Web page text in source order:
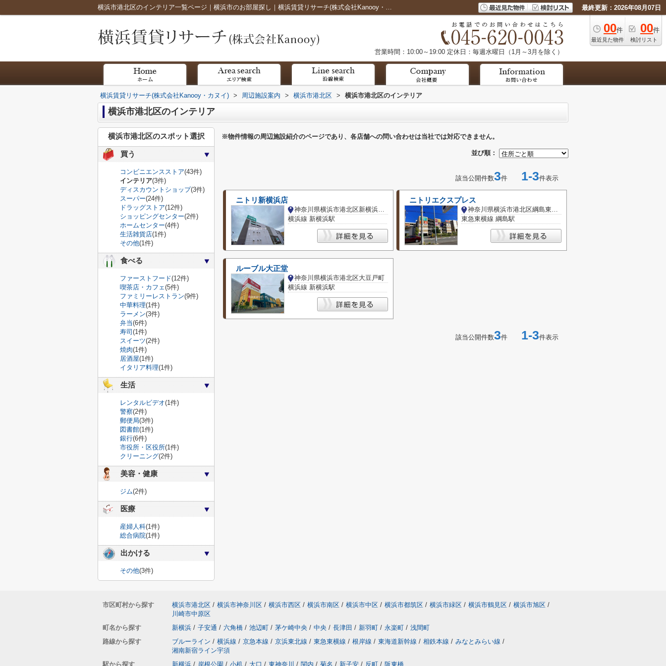
横浜市港北区のインテリア一覧ページ｜横浜市のお部屋探し｜横浜賃貸リサーチ(株式会社Kanooy・カヌイ) 最終更新：2026年08月07日
00件
最近見た物件
00件
検討リスト
営業時間：10:00～19:00 定休日：毎週水曜日（1月～3月を除く）
横浜賃貸リサーチ(株式会社Kanooy・カヌイ) > 周辺施設案内 > 横浜市港北区 > 横浜市港北区のインテリア
横浜市港北区のインテリア
※物件情報の周辺施設紹介のページであり、各店舗への問い合わせは当社では対応できません。
並び順：
該当公開件数3件 1-3件表示
ニトリ新横浜店
神奈川県横浜市港北区新横浜１丁目
横浜線 新横浜駅
ニトリエクスプレス
神奈川県横浜市港北区綱島東４丁目
東急東横線 綱島駅
ルーブル大正堂
神奈川県横浜市港北区大豆戸町
横浜線 新横浜駅
該当公開件数3件 1-3件表示
横浜市港北区のスポット選択
買う
コンビニエンスストア(43件)
インテリア(3件)
ディスカウントショップ(3件)
スーパー(24件)
ドラッグストア(12件)
ショッピングセンター(2件)
ホームセンター(4件)
生活雑貨店(1件)
その他(1件)
食べる
ファーストフード(12件)
喫茶店・カフェ(5件)
ファミリーレストラン(9件)
中華料理(1件)
ラーメン(3件)
弁当(6件)
寿司 (1件)
スイーツ(2件)
焼肉(1件)
居酒屋(1件)
イタリア料理(1件)
生活
レンタルビデオ(1件)
警察(2件)
郵便局(3件)
図書館(1件)
銀行(6件)
市役所・区役所(1件)
クリーニング(2件)
美容・健康
ジム(2件)
医療
産婦人科(1件)
総合病院(1件)
出かける
その他(3件)
市区町村から探す 横浜市港北区 / 横浜市神奈川区 / 横浜市西区 / 横浜市南区 / 横浜市中区 / 横浜市都筑区 / 横浜市緑区 / 横浜市鶴見区 / 横浜市旭区 /
川崎市中原区
町名から探す
新横浜 / 子安通 / 六角橋 / 池辺町 / 茅ケ崎中央 / 中央 / 長津田 / 新羽町 / 永楽町 / 浅間町
路線から探す
ブルーライン / 横浜線 / 京急本線 / 京浜東北線 / 東急東横線 / 根岸線 / 東海道新幹線 / 相鉄本線 / みなとみらい線 /
湘南新宿ライン宇須
駅から探す
新横浜 / 岸根公園 / 小机 / 大口 / 東神奈川 / 関内 / 菊名 / 新子安 / 反町 / 阪東橋